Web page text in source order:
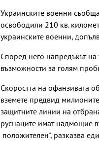
Украинските военни
освободили 210 кв.
украинските военни,
Според него напредъкът на
възможности за голям
Скоростта на офанзивата
вземете предвид
защитните линии на
руснаците имат надмощие
положителен", разказва